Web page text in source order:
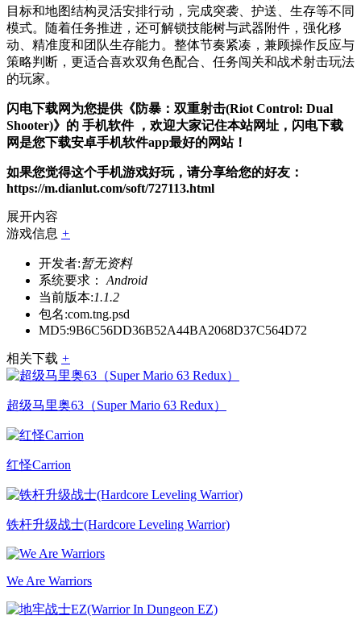
目标和地图结构灵活安排行动，完成突袭、护送、生存等不同
模式。随着任务推进，还可解锁技能树与武器附件，强化移
动、精准度和团队生存能力。整体节奏紧凑，兼顾操作反应与
策略判断，更适合喜欢双角色配合、任务闯关和战术射击玩法
的玩家。
闪电下载网为您提供《防暴：双重射击(Riot Control: Dual
Shooter)》的 手机软件 ，欢迎大家记住本站网址，闪电下载
网是您下载安卓手机软件app最好的网站！
如果您觉得这个手机游戏好玩，请分享给您的好友：
https://m.dianlut.com/soft/727113.html
展开内容
游戏信息 +
开发者:暂无资料
系统要求：
Android
当前版本:1.1.2
包名:com.tng.psd
MD5:9B6C56DD36B52A44BA2068D37C564D72
相关下载 +
超级马里奥63（Super Mario 63 Redux）
红怪Carrion
铁杆升级战士(Hardcore Leveling Warrior)
We Are Warriors